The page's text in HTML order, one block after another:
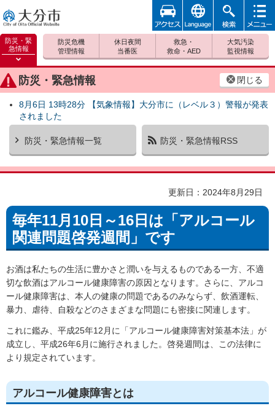
大分市
防災・緊
急情報
防災緊
急情報
を開く
防災・緊急情報 閉じる
8月6日 13時28分 【気象情報】大分市に（レベル３）警報が発表
されました
防災・緊急情報一覧 防災・緊急情報RSS
防災危機
管理情報
休日夜間
当番医
救急・
救命・AED
大気汚染
監視情報
アクセ
ス
foreign 検索
メニュ
更新日：2024年8月29日
毎年11月10日～16日は「アルコール
関連問題啓発週間」です
お酒は私たちの生活に豊かさと潤いを与えるものである一方、不適
切な飲酒はアルコール健康障害の原因となります。さらに、アルコ
ール健康障害は、本人の健康の問題であるのみならず、飲酒運転、
暴力、虐待、自殺などのさまざまな問題にも密接に関連します。
これに鑑み、平成25年12月に「アルコール健康障害対策基本法」が
成立し、平成26年6月に施行されました。啓発週間は、この法律に
より規定されています。
アルコール健康障害とは